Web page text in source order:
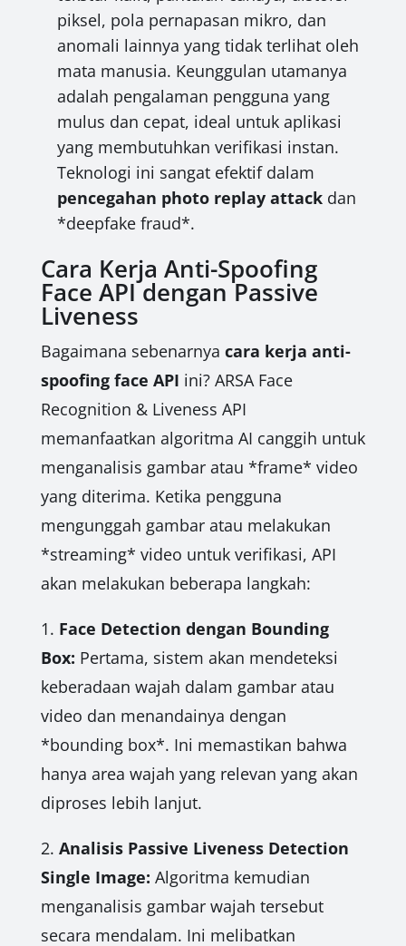
piksel, pola pernapasan mikro, dan
anomali lainnya yang tidak terlihat oleh
mata manusia. Keunggulan utamanya
adalah pengalaman pengguna yang
mulus dan cepat, ideal untuk aplikasi
yang membutuhkan verifikasi instan.
Teknologi ini sangat efektif dalam
pencegahan photo replay attackdan
*deepfake fraud*.
Cara Kerja Anti-Spoofing
Face API dengan Passive
Liveness
Bagaimana sebenarnya cara kerja anti-
spoofing face API ini? ARSA Face
Recognition & Liveness API
memanfaatkan algoritma AI canggih untuk
menganalisis gambar atau *frame* video
yang diterima. Ketika pengguna
mengunggah gambar atau melakukan
*streaming* video untuk verifikasi, API
akan melakukan beberapa langkah:
1. Face Detection dengan Bounding
Box: Pertama, sistem akan mendeteksi
keberadaan wajah dalam gambar atau
video dan menandainya dengan
*bounding box*. Ini memastikan bahwa
hanya area wajah yang relevan yang akan
diproses lebih lanjut.
2. Analisis Passive Liveness Detection
Single Image: Algoritma kemudian
menganalisis gambar wajah tersebut
secara mendalam. Ini melibatkan